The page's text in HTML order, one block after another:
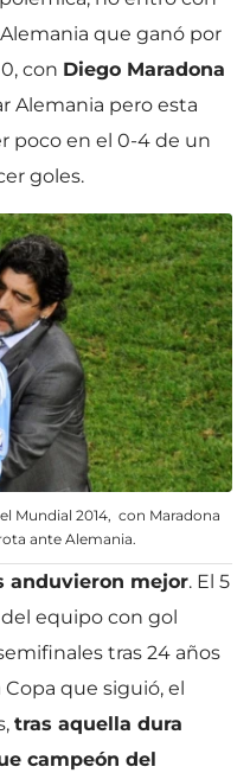
que ganó por
con Diego Maradona
Alemania pero esta
poco en el 0-4 de un
goles.
Mundial 2014, con Maradona
ante Alemania.
anduvieron mejor. El 5
equipo con gol
tras 24 años
Copa que siguió, el
tras aquella dura
campeón del